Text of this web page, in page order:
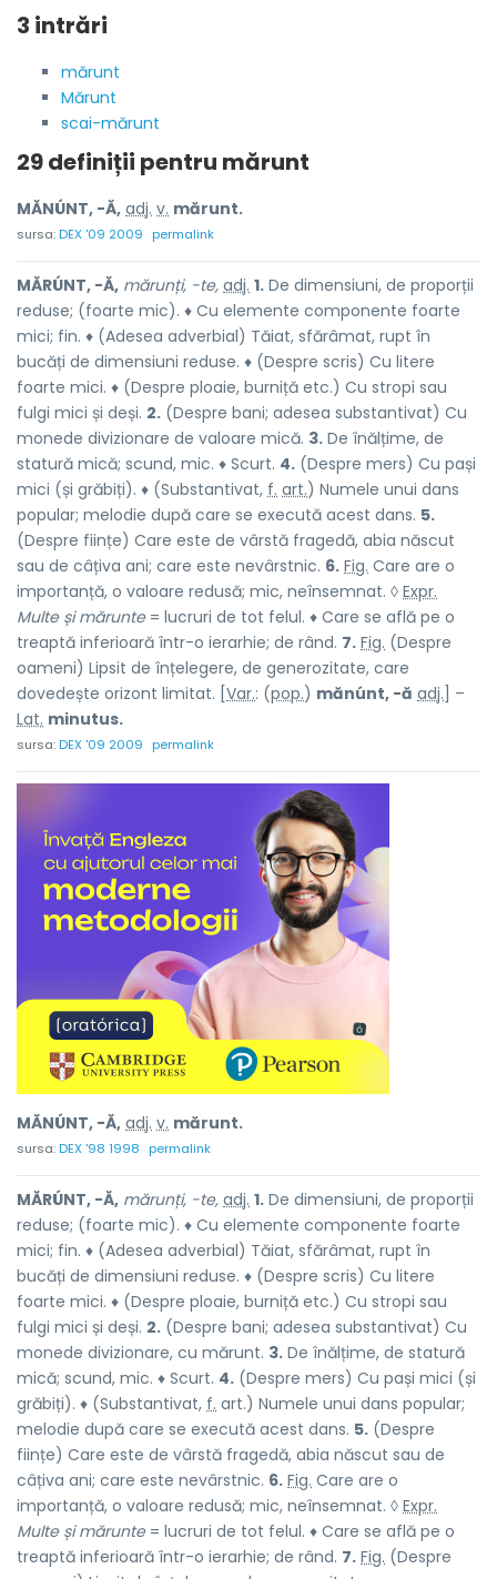
3 intrări
mărunt
Mărunt
scai-mărunt
29 definiții pentru mărunt
MĂNÚNT, -Ă, adj. v. mărunt.
sursa:DEX '09 2009 permalink
MĂRÚNT, -Ă, mărunți, -te, adj. 1. De dimensiuni, de proporții
reduse; (foarte mic). ♦ Cu elemente componente foarte
mici; fin. ♦ (Adesea adverbial) Tăiat, sfărâmat, rupt în
bucăți de dimensiuni reduse. ♦ (Despre scris) Cu litere
foarte mici. ♦ (Despre ploaie, burniță etc.) Cu stropi sau
fulgi mici și deși. 2. (Despre bani; adesea substantivat) Cu
monede divizionare de valoare mică. 3. De înălțime, de
statură mică; scund, mic. ♦ Scurt. 4. (Despre mers) Cu pași
mici (și grăbiți). ♦ (Substantivat, f. art.) Numele unui dans
popular; melodie după care se execută acest dans. 5.
(Despre ființe) Care este de vârstă fragedă, abia născut
sau de câțiva ani; care este nevârstnic. 6. Fig. Care are o
importanță, o valoare redusă; mic, neînsemnat. ◊ Expr.
Multe și mărunte= lucruri de tot felul. ♦ Care se află pe o
treaptă inferioară într-o ierarhie; de rând. 7. Fig. (Despre
oameni) Lipsit de înțelegere, de generozitate, care
dovedește orizont limitat. [ Var.: (pop.) mănúnt, -ă adj. ] –
Lat. minutus.
sursa:DEX '09 2009 permalink
MĂNÚNT, -Ă, adj. v. mărunt.
sursa:DEX '98 1998 permalink
MĂRÚNT, -Ă, mărunți, -te, adj. 1. De dimensiuni, de proporții
reduse; (foarte mic). ♦ Cu elemente componente foarte
mici; fin. ♦ (Adesea adverbial) Tăiat, sfărâmat, rupt în
bucăți de dimensiuni reduse. ♦ (Despre scris) Cu litere
foarte mici. ♦ (Despre ploaie, burniță etc.) Cu stropi sau
fulgi mici și deși. 2. (Despre bani; adesea substantivat) Cu
monede divizionare, cu mărunt. 3. De înălțime, de statură
mică; scund, mic. ♦ Scurt. 4. (Despre mers) Cu pași mici (și
grăbiți). ♦ (Substantivat, f. art.) Numele unui dans popular;
melodie după care se execută acest dans. 5. (Despre
ființe) Care este de vârstă fragedă, abia născut sau de
câțiva ani; care este nevârstnic. 6. Fig. Care are o
importanță, o valoare redusă; mic, neînsemnat. ◊ Expr.
Multe și mărunte= lucruri de tot felul. ♦ Care se află pe o
treaptă inferioară într-o ierarhie; de rând. 7. Fig. (Despre